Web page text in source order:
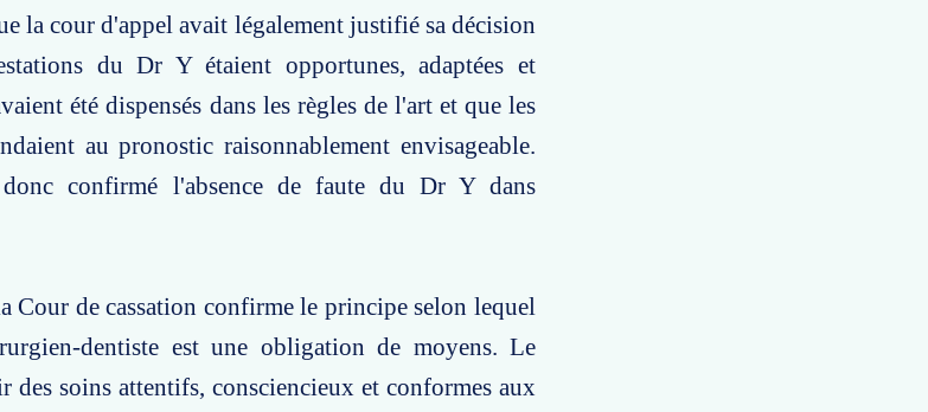
la cour d'appel avait légalement justifié sa décision
du Dr Y étaient opportunes, adaptées et
été dispensés dans les règles de l'art et que les
au pronostic raisonnablement envisageable.
confirmé l'absence de faute du Dr Y dans
Cour de cassation confirme le principe selon lequel
dentiste est une obligation de moyens. Le
des soins attentifs, consciencieux et conformes aux